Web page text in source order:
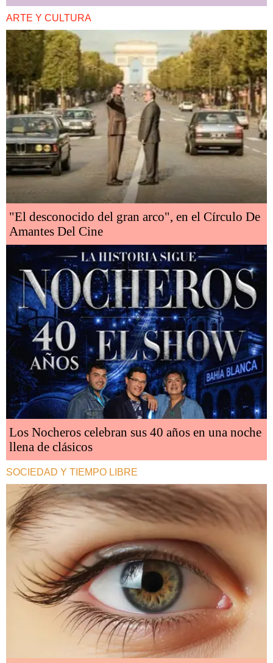
ARTE Y CULTURA
"El desconocido del gran arco", en el Círculo De
Amantes Del Cine
Los Nocheros celebran sus 40 años en una noche
llena de clásicos
SOCIEDAD Y TIEMPO LIBRE